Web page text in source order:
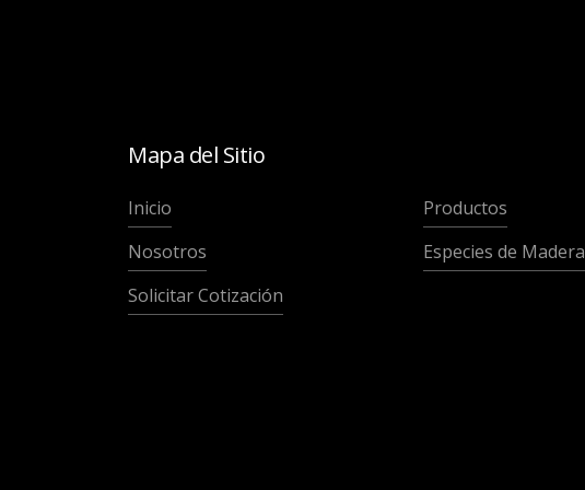
Mapa del Sitio
Inicio
Productos
Nosotros
Especies de Madera
Solicitar Cotización